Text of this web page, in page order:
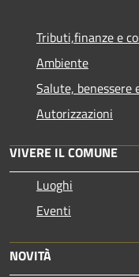
Tributi,finanze e
Ambiente
Salute, benessere
Autorizzazioni
VIVERE IL COMUNE
Luoghi
Eventi
NOVITÀ